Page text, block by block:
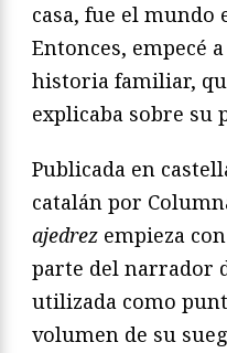
casa, fue el mundo
Entonces, empecé
historia familiar,
explicaba sobre su
Publicada en
catalán por
ajedrez empieza
parte del narrador
utilizada como
volumen de su